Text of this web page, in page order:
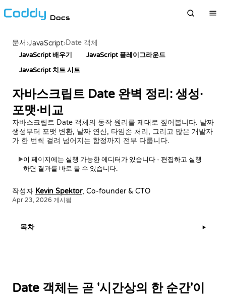
Docs
문서›JavaScript›Date 객체
JavaScript 배우기
JavaScript 플레이그라운드
JavaScript 치트 시트
자바스크립트 Date 완벽 정리: 생성·
포맷·비교
자바스크립트 Date 객체의 동작 원리를 제대로 짚어봅니다. 날짜
생성부터 포맷 변환, 날짜 연산, 타임존 처리, 그리고 많은 개발자
가 한 번씩 걸려 넘어지는 함정까지 전부 다룹니다.
▶이 페이지에는 실행 가능한 에디터가 있습니다 - 편집하고 실행
하면 결과를 바로 볼 수 있습니다.
작성자 Kevin Spektor, Co-founder & CTO
Apr 23, 2026 게시됨
Date 객체는 곧 '시간상의 한 순간'이
목차 ▶